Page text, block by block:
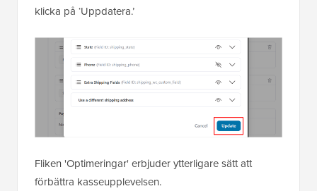
klicka på ‘Uppdatera.’
Fliken 'Optimeringar' erbjuder ytterligare sätt att
förbättra kasseupplevelsen.